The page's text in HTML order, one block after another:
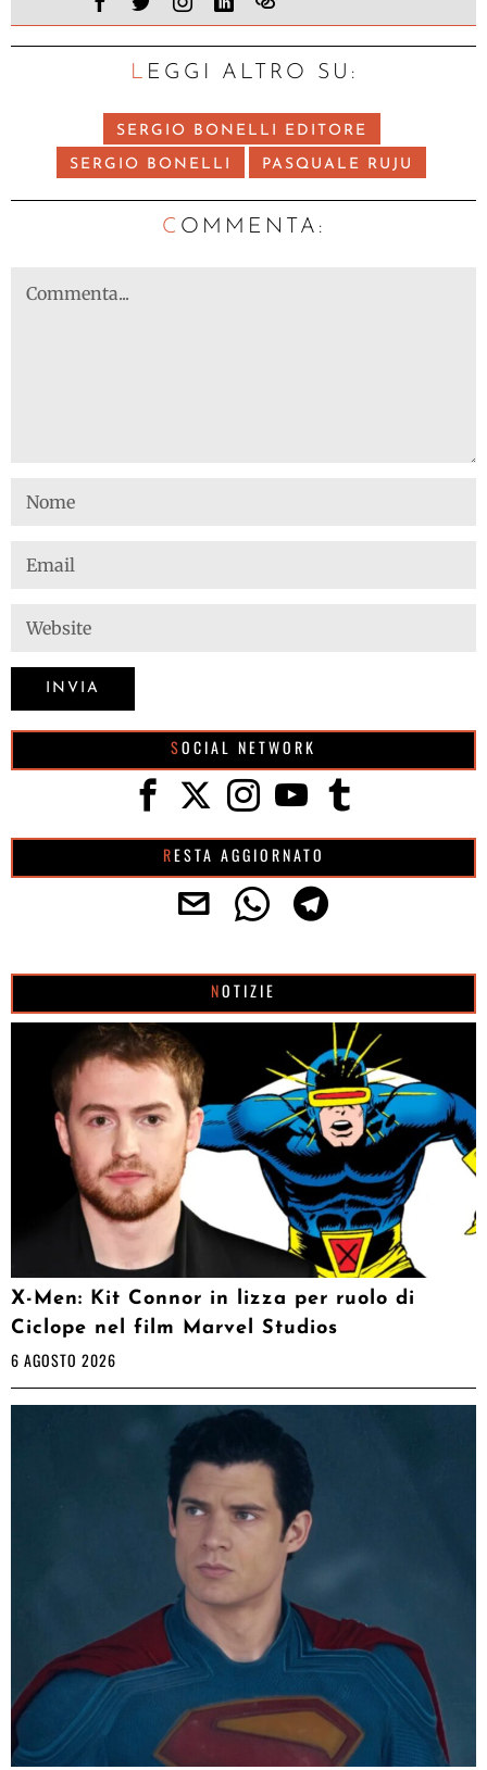
LEGGI ALTRO SU:
SERGIO BONELLI EDITORE
SERGIO BONELLI PASQUALE RUJU
C OMMENTA:
SOCIAL NETWORK
RESTA AGGIORNATO
NOTIZIE
X-Men: Kit Connor in lizza per ruolo di
Ciclope nel film Marvel Studios
6 AGOSTO 2026